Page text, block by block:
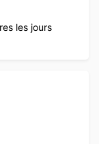
les jours